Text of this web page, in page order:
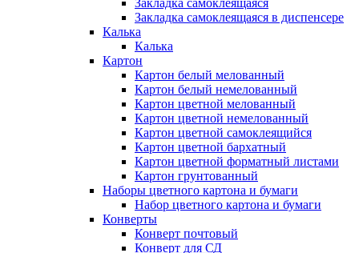
Закладка самоклеящаяся
Закладка самоклеящаяся в диспенсере
Калька
Калька
Картон
Картон белый мелованный
Картон белый немелованный
Картон цветной мелованный
Картон цветной немелованный
Картон цветной самоклеящийся
Картон цветной бархатный
Картон цветной форматный листами
Картон грунтованный
Наборы цветного картона и бумаги
Набор цветного картона и бумаги
Конверты
Конверт почтовый
Конверт для СД